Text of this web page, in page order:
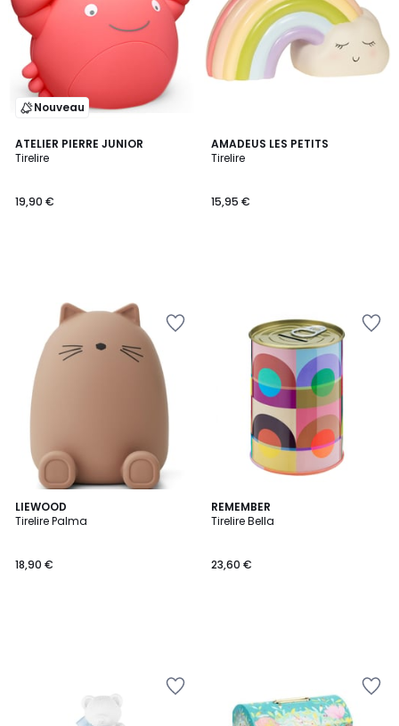
Nouveau
ATELIER PIERRE JUNIOR
Tirelire
19,90 €
AMADEUS LES PETITS
Tirelire
15,95 €
LIEWOOD
Tirelire Palma
18,90 €
REMEMBER
Tirelire Bella
23,60 €